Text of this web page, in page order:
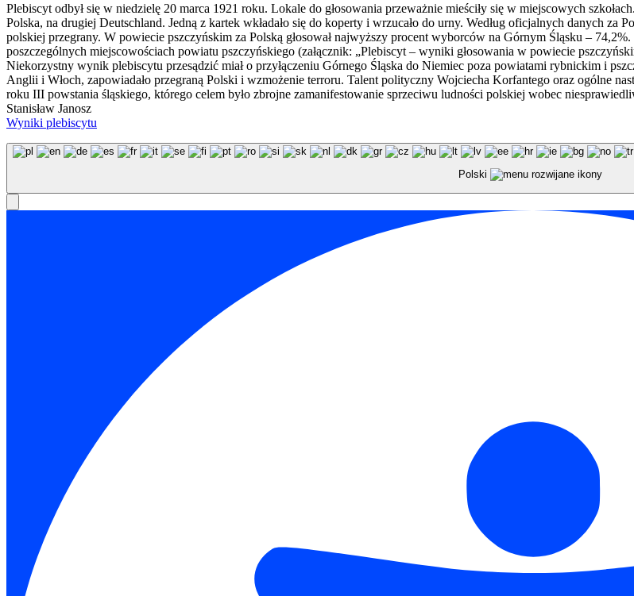
Plebiscyt odbył się w niedzielę 20 marca 1921 roku. Lokale do głosowania przeważnie mieściły się w miejscowych
Polska, na drugiej Deutschland. Jedną z kartek wkładało się do koperty i wrzucało do urny. Według oficjalnych danych za
polskiej przegrany. W powiecie pszczyńskim za Polską głosował najwyższy procent wyborców na Górnym Śląsku –
poszczególnych miejscowościach powiatu pszczyńskiego (załącznik: „Plebiscyt – wyniki głosowania w powiecie
Niekorzystny wynik plebiscytu przesądzić miał o przyłączeniu Górnego Śląska do Niemiec poza powiatami rybnickim i
Anglii i Włoch, zapowiadało przegraną Polski i wzmożenie terroru. Talent polityczny Wojciecha Korfantego oraz ogólne
roku III powstania śląskiego, którego celem było zbrojne zamanifestowanie sprzeciwu ludności polskiej wobec
Stanisław Janosz
Wyniki plebiscytu
Polski